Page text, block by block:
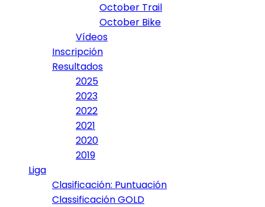
October Trail
October Bike
Vídeos
Inscripción
Resultados
2025
2023
2022
2021
2020
2019
Liga
Clasificación: Puntuación
Classificación GOLD